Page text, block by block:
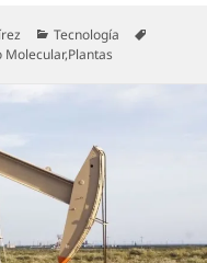
Categorías
Tecnología
Molecular,Plantas